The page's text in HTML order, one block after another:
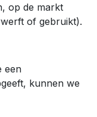
op de markt
of gebruikt).
een
kunnen we